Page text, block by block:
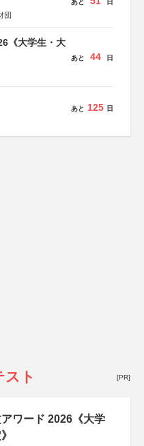
団
あと 日
《大学生・大
あと 44 日
あと 125 日
ト [PR]
ワード 2026《大学